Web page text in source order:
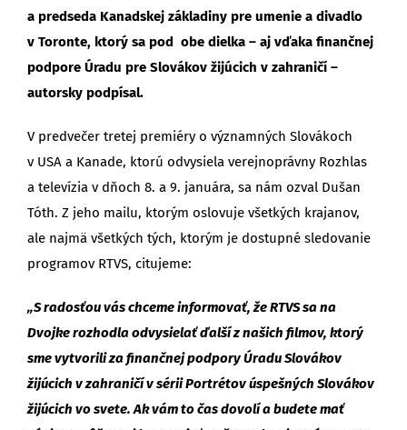
a predseda Kanadskej základiny pre umenie a divadlo
v Toronte, ktorý sa pod obe dielka – aj vďaka finančnej
podpore Úradu pre Slovákov žijúcich v zahraničí –
autorsky podpísal.
V predvečer tretej premiéry o významných Slovákoch
v USA a Kanade, ktorú odvysiela verejnoprávny Rozhlas
a televízia v dňoch 8. a 9. januára, sa nám ozval Dušan
Tóth. Z jeho mailu, ktorým oslovuje všetkých krajanov,
ale najmä všetkých tých, ktorým je dostupné sledovanie
programov RTVS, citujeme:
„S radosťou vás chceme informovať, že RTVS sa na
Dvojke rozhodla odvysielať ďalší z našich filmov, ktorý
sme vytvorili za finančnej podpory Úradu Slovákov
žijúcich v zahraničí v sérii Portrétov úspešných Slovákov
žijúcich vo svete. Ak vám to čas dovolí a budete mať